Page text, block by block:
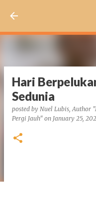
Hari
Sedunia
posted by Nuel Lubis, Author
Pergi Jauh" on January 25,